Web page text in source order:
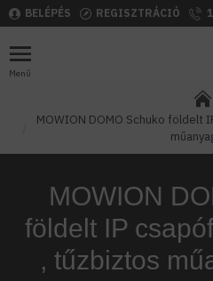
BELÉPÉS REGISZTRÁCIÓ 1
MOWION DOMO Schuko földelt
MOWION
földelt IP
, tűzbiztos